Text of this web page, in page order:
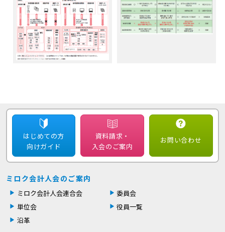
はじめての方
向けガイド
資料請求・
入会のご案内
お問い合わせ
ミロク会計人会のご案内
ミロク会計人会連合会
委員会
単位会
役員一覧
沿革